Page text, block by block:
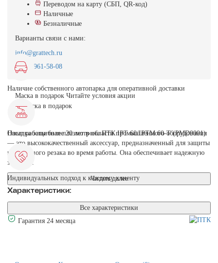
Переводом на карту (СБП, QR-код)
Наличные
Безналичные
Варианты связи с нами:
info@grattech.ru
8(499)961-58-08
Маска в подарок Читайте условия акции
Насадка защитная плазмотрона ПТК IPT 60/IPTM 60-T (PMD0001)
— это высококачественный аксессуар, предназначенный для защиты
плазменного резака во время работы. Она обеспечивает надежную
защиту...
Читать далее
Характеристики:
Все характеристики
Гарантия 24 месяца
Наличие собственного автопарка для оперативной доставки
Опыт работы более 20 лет в области промышленного оборудования
Индивидуальных подход к каждому клиенту